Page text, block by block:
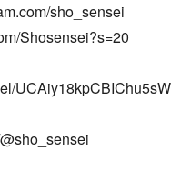
sho_sensei
Shosensei?s=20
UCAiy18kpCBIChu5sW